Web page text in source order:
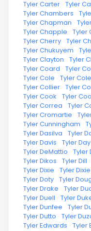
· Tyler Carter · Tyler
· Tyler Chambers ·
· Tyler Chapman ·
· Tyler Chapple · Tyler
· Tyler Cherry · Tyler
· Tyler Chukuyem ·
· Tyler Clayton · Tyler
· Tyler Coard · Tyler
· Tyler Cole · Tyler
· Tyler Collier · Tyler
· Tyler Cook · Tyler
· Tyler Correa · Tyler
· Tyler Cromartie ·
· Tyler Cunningham ·
· Tyler Dasilva · Tyler
· Tyler Davis · Tyler Day
· Tyler DeMattio · Tyler
· Tyler Dikos · Tyler Dill ·
· Tyler Dixie · Tyler Dixie
· Tyler Doty · Tyler
· Tyler Drake · Tyler
· Tyler Duell · Tyler
· Tyler Dunfee · Tyler
· Tyler Dutto · Tyler
· Tyler Edwards · Tyler